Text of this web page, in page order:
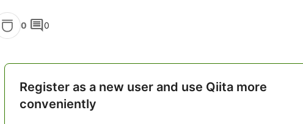
0 comment0
Register as a new user and use Qiita more
conveniently